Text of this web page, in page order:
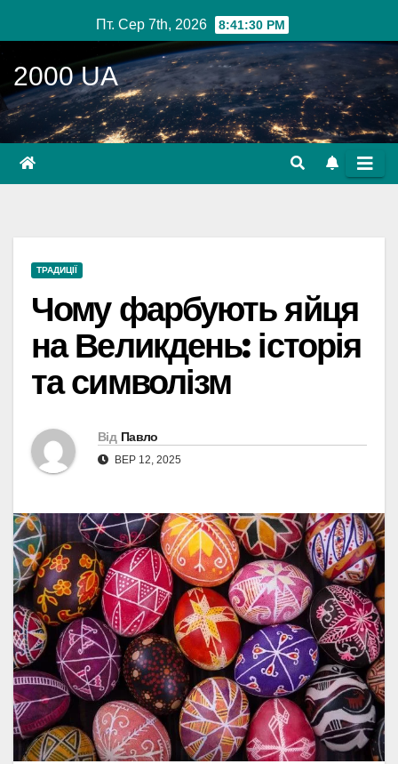
до
вмісту
Пт. Сер 7th, 2026 8:41:31 PM
2000 UA
ТРАДИЦІЇ
Чому фарбують яйця
на Великдень: історія
та символізм
Від Павло
ВЕР 12, 2025